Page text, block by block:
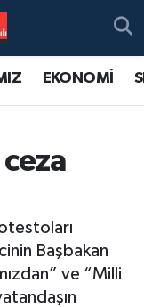
EKONOMİ
ceza
Başbakan
ve “Milli